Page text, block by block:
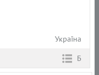
Україна
Б